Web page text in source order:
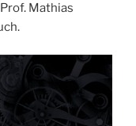
Mathias